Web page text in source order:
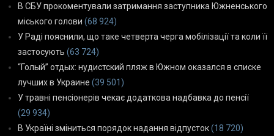
В СБУ прокоментували затримання заступника Южненського
міського голови (68 924)
У Раді пояснили, що таке четверта черга мобілізації та коли її
застосують (63 724)
“Голый” отдых: нудистский пляж в Южном оказался в списке
лучших в Украине (39 501)
У травні пенсіонерів чекає додаткова надбавка до пенсії
(29 934)
В Україні зміниться порядок надання відпусток(18 720)